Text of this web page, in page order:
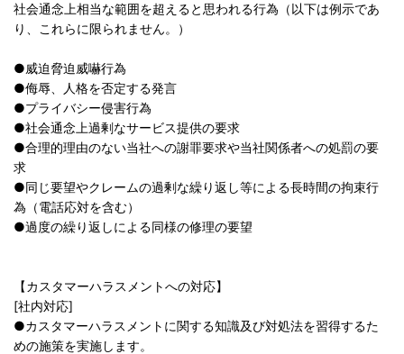
社会通念上相当な範囲を超えると思われる行為（以下は例示であ
り、これらに限られません。）
●威迫脅迫威嚇行為
●侮辱、人格を否定する発言
●プライバシー侵害行為
●社会通念上過剰なサービス提供の要求
●合理的理由のない当社への謝罪要求や当社関係者への処罰の要
求
●同じ要望やクレームの過剰な繰り返し等による長時間の拘束行
為（電話応対を含む）
●過度の繰り返しによる同様の修理の要望
【カスタマーハラスメントへの対応】
[社内対応]
●カスタマーハラスメントに関する知識及び対処法を習得するた
めの施策を実施します。